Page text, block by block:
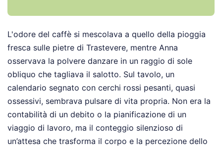
L'odore del caffè si mescolava a quello della pioggia
fresca sulle pietre di Trastevere, mentre Anna
osservava la polvere danzare in un raggio di sole
obliquo che tagliava il salotto. Sul tavolo, un
calendario segnato con cerchi rossi pesanti, quasi
ossessivi, sembrava pulsare di vita propria. Non era la
contabilità di un debito o la pianificazione di un
viaggio di lavoro, ma il conteggio silenzioso di
un’attesa che trasforma il corpo e la percezione dello